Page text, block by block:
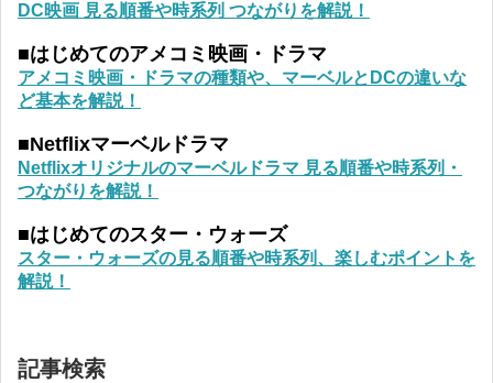
DC映画 見る順番や時系列 つながりを解説！
■はじめてのアメコミ映画・ドラマ
アメコミ映画・ドラマの種類や、マーベルとDCの違いな
ど基本を解説！
■Netflixマーベルドラマ
Netflixオリジナルのマーベルドラマ 見る順番や時系列・
つながりを解説！
■はじめてのスター・ウォーズ
スター・ウォーズの見る順番や時系列、楽しむポイントを
解説！
記事検索